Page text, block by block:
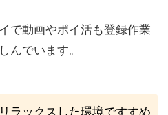
で動画やポイ活も登録作業
んでいます。
ラックスした環境ですすめ